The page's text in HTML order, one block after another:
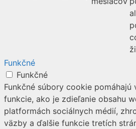
Funkčné
Funkčné
Funkčné súbory cookie
funkcie, ako je zdieľanie obsahu
platformách sociálnych médií,
väzby a ďalšie funkcie tretích